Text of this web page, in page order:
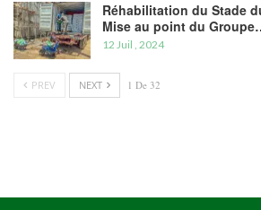
Réhabilitation du Stade
Mise au point du
12 Juil , 2024
PREV NEXT 1 De 32